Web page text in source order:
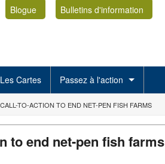
Blogue
Bulletins d'information
Les Cartes Passez à l'action
TO-ACTION TO END NET-PEN FISH FARMS
to end net-pen fish farms